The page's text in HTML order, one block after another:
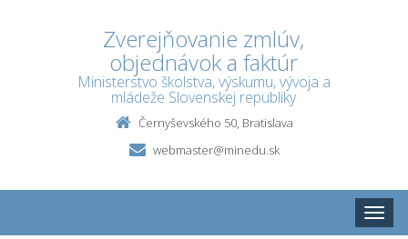
Zverejňovanie zmlúv,
objednávok a faktúr
Ministerstvo školstva, výskumu, vývoja a
mládeže Slovenskej republiky
Černyševského 50, Bratislava
webmaster@minedu.sk
Toggle